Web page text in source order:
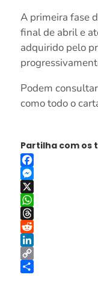
A primeira fase
final de abril e
adquirido pelo
Podem
como todo o
Partilha com os
Facebook
Messenger
X
WhatsApp
Threads
Reddit
LinkedIn
Copy